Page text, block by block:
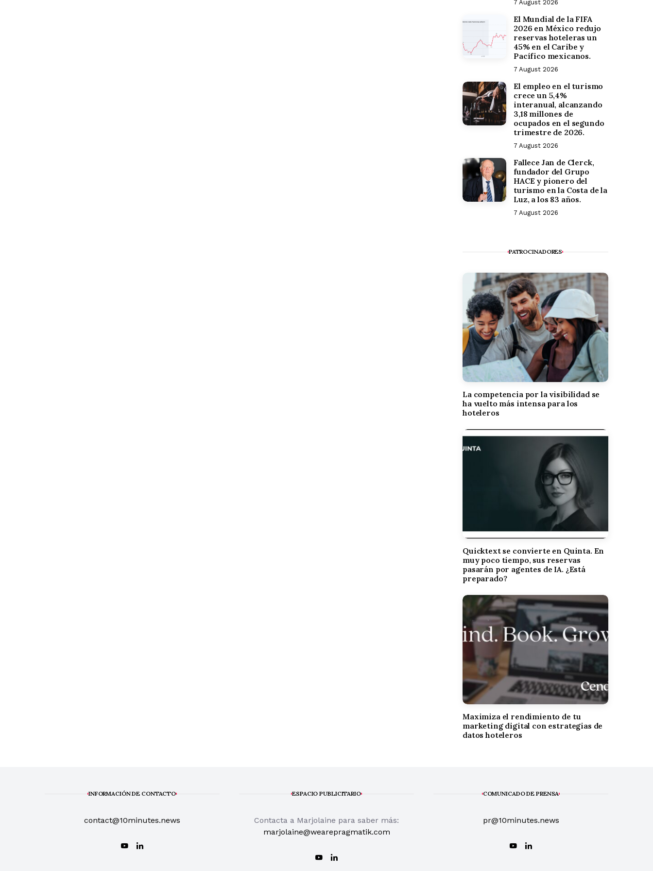
7 August 2026
El Mundial de la FIFA
2026 en México redujo
reservas hoteleras un
45% en el Caribe y
Pacífico mexicanos.
7 August 2026
El empleo en el turismo
crece un 5,4%
interanual, alcanzando
3,18 millones de
ocupados en el segundo
trimestre de 2026.
7 August 2026
Fallece Jan de Clerck,
fundador del Grupo
HACE y pionero del
turismo en la Costa de la
Luz, a los 83 años.
7 August 2026
PATROCINADORES
La competencia por la visibilidad se
ha vuelto más intensa para los
hoteleros
Quicktext se convierte en Quinta. En
muy poco tiempo, sus reservas
pasarán por agentes de IA. ¿Está
preparado?
Maximiza el rendimiento de tu
marketing digital con estrategias de
datos hoteleros
INFORMACIÓN DE CONTACTO
contact@10minutes.news
ESPACIO PUBLICITARIO
Contacta a Marjolaine para saber más:
marjolaine@wearepragmatik.com
COMUNICADO DE PRENSA
pr@10minutes.news